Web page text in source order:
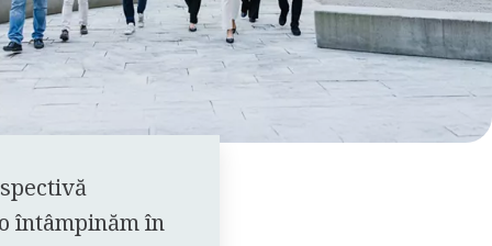
întâmpinăm în